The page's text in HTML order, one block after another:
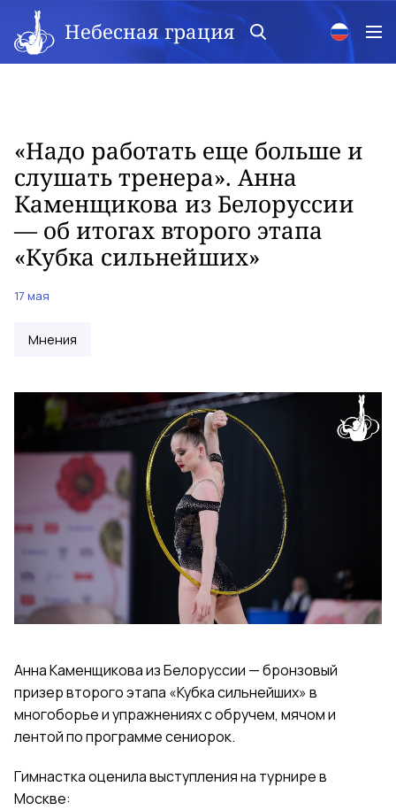
Небесная грация
«Надо работать еще больше и
слушать тренера». Анна
Каменщикова из Белоруссии
— об итогах второго этапа
«Кубка сильнейших»
17 мая
Мнения
Анна Каменщикова из Белоруссии — бронзовый
призер второго этапа «Кубка сильнейших» в
многоборье и упражнениях с обручем, мячом и
лентой по программе сениорок.
Гимнастка оценила выступления на турнире в
Москве: